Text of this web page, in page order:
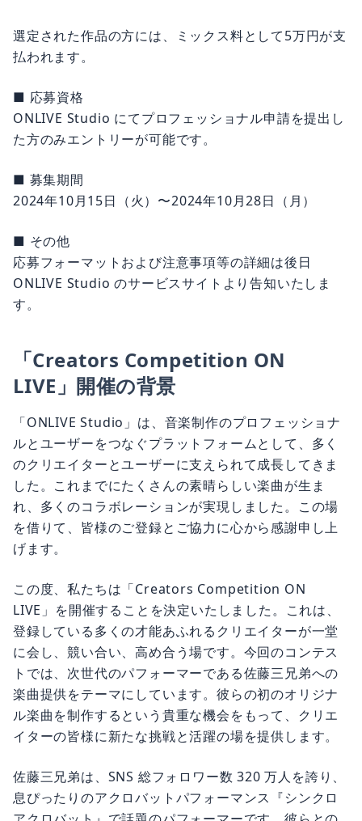
選定された作品の方には、ミックス料として5万円が支
払われます。
■ 応募資格
ONLIVE Studio にてプロフェッショナル申請を提出し
た方のみエントリーが可能です。
■ 募集期間
2024年10月15日（火）〜2024年10月28日（月）
■ その他
応募フォーマットおよび注意事項等の詳細は後日
ONLIVE Studio のサービスサイトより告知いたしま
す。
「Creators Competition ON
LIVE」開催の背景
「ONLIVE Studio」は、音楽制作のプロフェッショナ
ルとユーザーをつなぐプラットフォームとして、多く
のクリエイターとユーザーに支えられて成長してきま
した。これまでにたくさんの素晴らしい楽曲が生ま
れ、多くのコラボレーションが実現しました。この場
を借りて、皆様のご登録とご協力に心から感謝申し上
げます。
この度、私たちは「Creators Competition ON
LIVE」を開催することを決定いたしました。これは、
登録している多くの才能あふれるクリエイターが一堂
に会し、競い合い、高め合う場です。今回のコンテス
トでは、次世代のパフォーマーである佐藤三兄弟への
楽曲提供をテーマにしています。彼らの初のオリジナ
ル楽曲を制作するという貴重な機会をもって、クリエ
イターの皆様に新たな挑戦と活躍の場を提供します。
佐藤三兄弟は、SNS 総フォロワー数 320 万人を誇り、
息ぴったりのアクロバットパフォーマンス『シンクロ